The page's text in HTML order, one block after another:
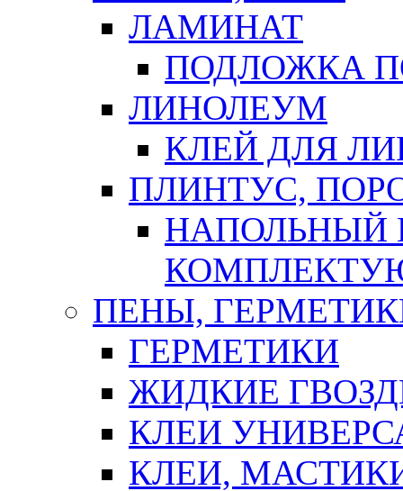
ЛАМИНАТ
ПОДЛОЖКА
ЛИНОЛЕУМ
КЛЕЙ ДЛЯ
ПЛИНТУС,
НАПОЛЬНЫЙ
ПЕНЫ,
ГЕРМЕТИКИ
ЖИДКИЕ
КЛЕИ
КЛЕИ,